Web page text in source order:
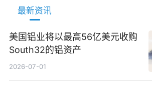
最新资讯
美国铝业将以最高56亿美元收购
South32的铝资产
2026-07-01